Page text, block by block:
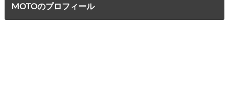
MOTOのプロフィール